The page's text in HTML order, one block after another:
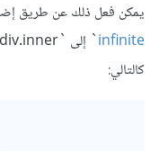
يمكن فعل ذلك عن طريق
infinite
كالتالي: